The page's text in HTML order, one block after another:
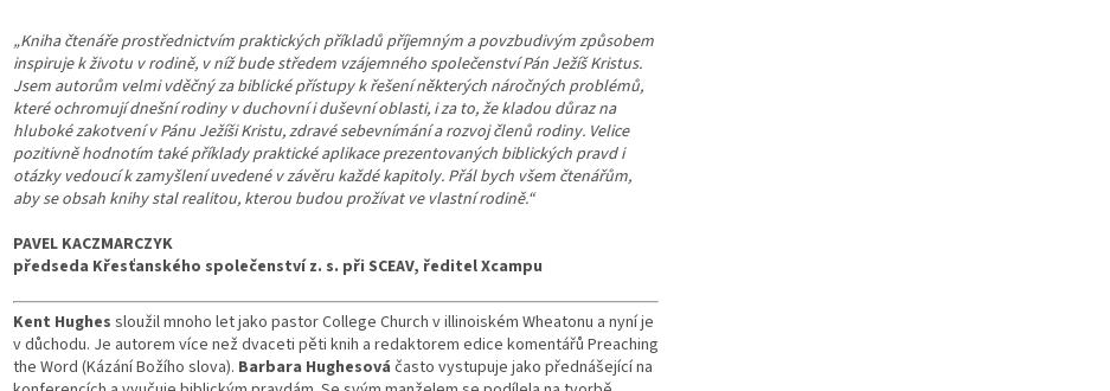
„Kniha čtenáře prostřednictvím praktických příkladů příjemným a povzbudivým způsobem
inspiruje k životu v rodině, v níž bude středem vzájemného společenství Pán Ježíš Kristus.
Jsem autorům velmi vděčný za biblické přístupy k řešení některých náročných problémů,
které ochromují dnešní rodiny v duchovní i duševní oblasti, i za to, že kladou důraz na
hluboké zakotvení v Pánu Ježíši Kristu, zdravé sebevnímání a rozvoj členů rodiny. Velice
pozitivně hodnotím také příklady praktické aplikace prezentovaných biblických pravd i
otázky vedoucí k zamyšlení uvedené v závěru každé kapitoly. Přál bych všem čtenářům,
aby se obsah knihy stal realitou, kterou budou prožívat ve vlastní rodině.“
PAVEL KACZMARCZYK
předseda Křesťanského společenství z. s. při SCEAV, ředitel Xcampu
Kent Hughes sloužil mnoho let jako pastor College Church v illinoiském Wheatonu a nyní je
v důchodu. Je autorem více než dvaceti pěti knih a redaktorem edice komentářů Preaching
the Word (Kázání Božího slova). Barbara Hughesová často vystupuje jako přednášející na